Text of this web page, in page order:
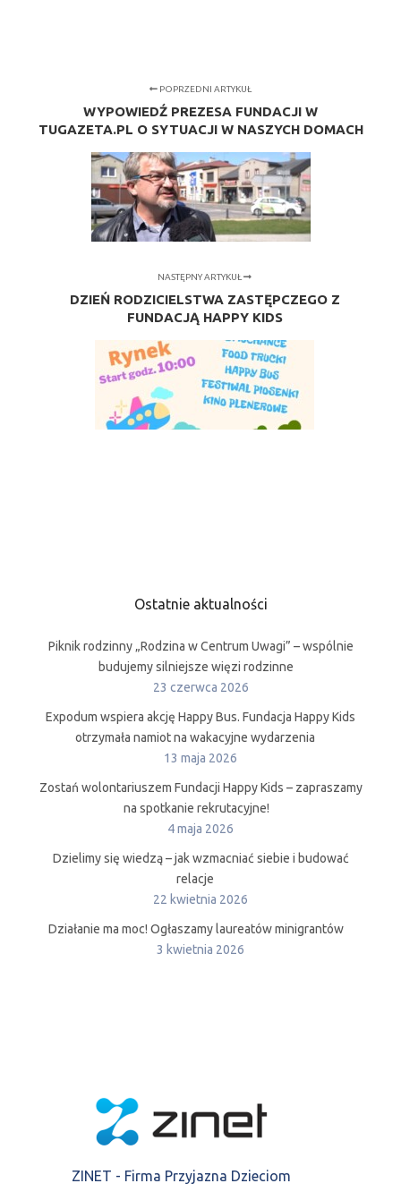
POPRZEDNI ARTYKUŁ
WYPOWIEDŹ PREZESA FUNDACJI W
TUGAZETA.PL O SYTUACJI W NASZYCH DOMACH
NASTĘPNY ARTYKUŁ
DZIEŃ RODZICIELSTWA ZASTĘPCZEGO Z
FUNDACJĄ HAPPY KIDS
Ostatnie aktualności
Piknik rodzinny „Rodzina w Centrum Uwagi” – wspólnie
budujemy silniejsze więzi rodzinne
23 czerwca 2026
Expodum wspiera akcję Happy Bus. Fundacja Happy Kids
otrzymała namiot na wakacyjne wydarzenia
13 maja 2026
Zostań wolontariuszem Fundacji Happy Kids – zapraszamy
na spotkanie rekrutacyjne!
4 maja 2026
Dzielimy się wiedzą – jak wzmacniać siebie i budować
relacje
22 kwietnia 2026
Działanie ma moc! Ogłaszamy laureatów minigrantów
3 kwietnia 2026
ZINET - Firma Przyjazna Dzieciom